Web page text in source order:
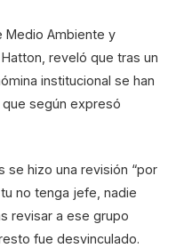
Medio Ambiente y
reveló que tras un
institucional se han
según expresó
se hizo una revisión “por
no tenga jefe, nadie
revisar a ese grupo
fue desvinculado.